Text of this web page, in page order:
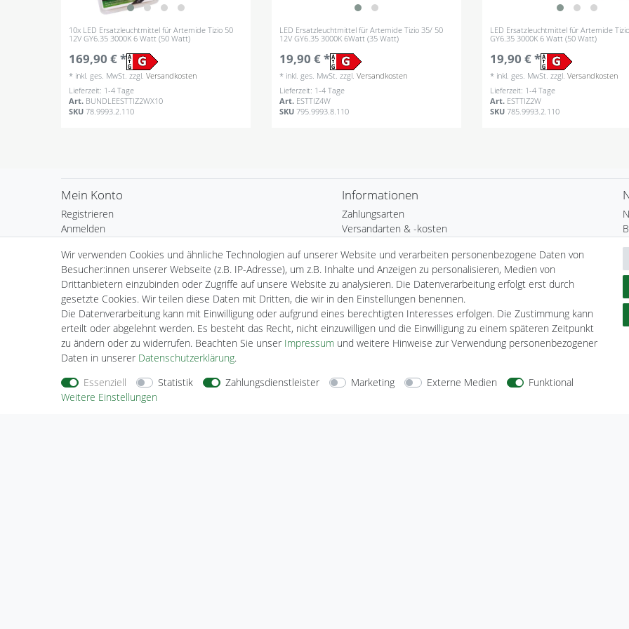
10x LED Ersatzleuchtmittel für Artemide Tizio 50
12V GY6.35 3000K 6 Watt (50 Watt)
169,90 € *
* inkl. ges. MwSt. zzgl.Versandkosten
Lieferzeit: 1-4 Tage
Art. BUNDLEESTTIZ2WX10
SKU78.9993.2.110
LED Ersatzleuchtmittel für Artemide Tizio 35/ 50
12V GY6.35 3000K 6Watt (35 Watt)
19,90 € *
* inkl. ges. MwSt. zzgl.Versandkosten
Lieferzeit: 1-4 Tage
Art. ESTTIZ4W
SKU795.9993.8.110
LED Ersatzleuchtmittel für Artemide
GY6.35 3000K 6 Watt (50 Watt)
19,90 € *
* inkl. ges. MwSt. zzgl.Versandkosten
Lieferzeit: 1-4 Tage
Art. ESTTIZ2W
SKU785.9993.2.110
Mein Konto
Registrieren
Anmelden
Kasse
Wunschliste
Informationen
Zahlungsarten
Versandarten & -kosten
Nehmen SieKontaktmit uns auf
Wir verwenden Cookies und ähnliche Technologien auf unserer Website und verarbeiten personenbezogene Daten von
Besucher:innen unserer Webseite (z.B. IP-Adresse), um z.B. Inhalte und Anzeigen zu personalisieren, Medien von
Drittanbietern einzubinden oder Zugriffe auf unsere Website zu analysieren. Die Datenverarbeitung erfolgt erst durch
gesetzte Cookies. Wir teilen diese Daten mit Dritten, die wir in den Einstellungen benennen.
Die Datenverarbeitung kann mit Einwilligung oder aufgrund eines berechtigten Interesses erfolgen. Die Zustimmung kann
erteilt oder abgelehnt werden. Es besteht das Recht, nicht einzuwilligen und die Einwilligung zu einem späteren Zeitpunkt
zu ändern oder zu widerrufen. Beachten Sie unser Impressum und weitere Hinweise zur Verwendung personenbezogener
Daten in unserer Daten­schutz­erklärung.
Essenziell
Statistik Zahlungsdienstleister Marketing Externe Medien
Funktional
Weitere Einstellungen